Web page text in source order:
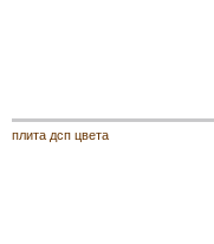
плита дсп цвета